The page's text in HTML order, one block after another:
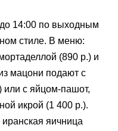
14:00 по выходным
стиле. В меню:
(890 р.) и
мацони подают с
или с яйцом-пашот,
икрой (1 400 р.).
яичница